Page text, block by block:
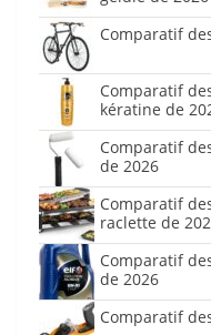
Comparatif
Comparatif
kératine de
Comparatif
de 2026
Comparatif
raclette de
Comparatif
de 2026
Comparatif